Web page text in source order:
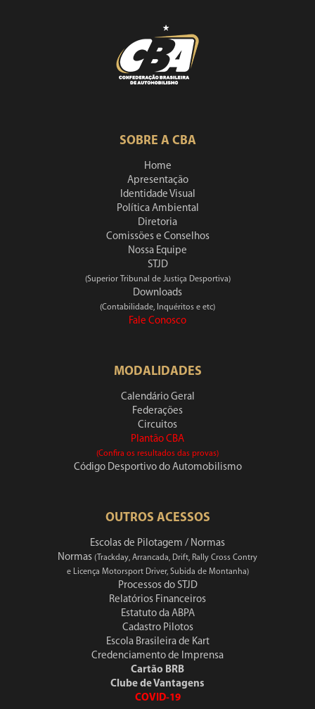
SOBRE A CBA
Home
Apresentação
Identidade Visual
Política Ambiental
Diretoria
Comissões e Conselhos
Nossa Equipe
STJD
(Superior Tribunal de Justiça Desportiva)
Downloads
(Contabilidade, Inquéritos e etc)
Fale Conosco
MODALIDADES
Calendário Geral
Federações
Circuitos
Plantão CBA
(Confira os resultados das provas)
Código Desportivo do Automobilismo
OUTROS ACESSOS
Escolas de Pilotagem / Normas
Normas (Trackday, Arrancada, Drift, Rally Cross Contry
e Licença Motorsport Driver, Subida de Montanha)
Processos do STJD
Relatórios Financeiros
Estatuto da ABPA
Cadastro Pilotos
Escola Brasileira de Kart
Credenciamento de Imprensa
Cartão BRB
Clube de Vantagens
COVID-19